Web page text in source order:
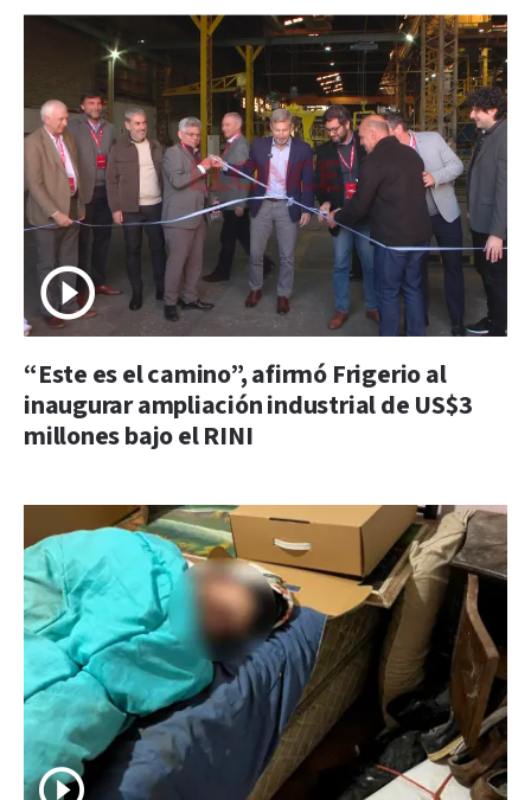
“Este es el camino”, afirmó Frigerio al
inaugurar ampliación industrial de US$3
millones bajo el RINI